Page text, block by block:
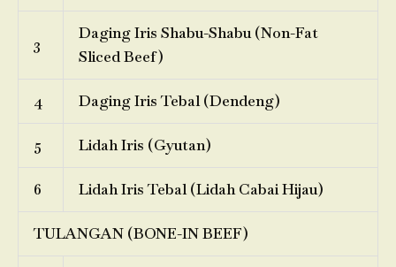
3
Daging Iris Shabu-Shabu (Non-Fat
Sliced Beef)
4 Daging Iris Tebal (Dendeng)
5 Lidah Iris (Gyutan)
6 Lidah Iris Tebal (Lidah Cabai Hijau)
TULANGAN (BONE-IN BEEF)